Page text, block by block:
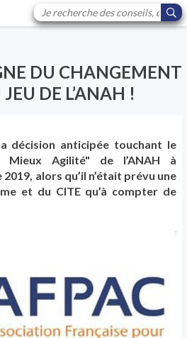
DU CHANGEMENT
DE L’ANAH !
décision anticipée touchant le
Mieux Agilité" de l’ANAH à
alors qu’il n’était prévu une
et du CITE qu’à compter de